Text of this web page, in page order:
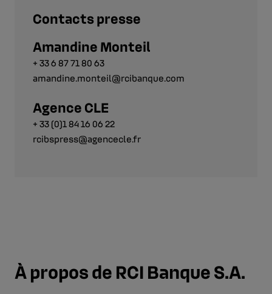
Contacts presse
Amandine Monteil
+ 33 6 87 71 80 63
amandine.monteil@rcibanque.com
Agence CLE
+ 33 (0)1 84 16 06 22
rcibspress@agencecle.fr
À propos de RCI Banque S.A.